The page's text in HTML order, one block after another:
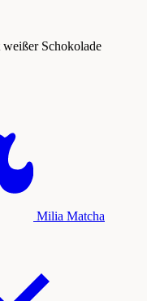
Schokolade
Milia Matcha